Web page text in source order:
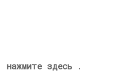
нажмите здесь .